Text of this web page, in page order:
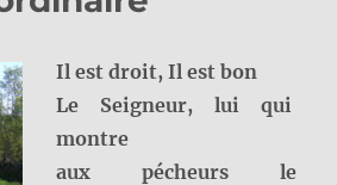
Il est droit, Il est bon
Le Seigneur, lui qui
montre
aux pécheurs le